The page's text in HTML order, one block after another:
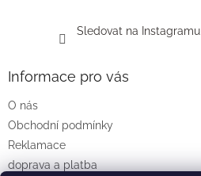
Sledovat na Instagramu
Informace pro vás
O nás
Obchodní podmínky
Reklamace
doprava a platba